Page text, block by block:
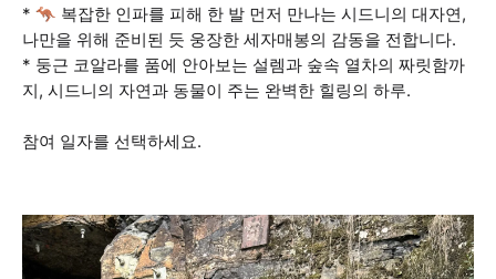
* 🦘 복잡한 인파를 피해 한 발 먼저 만나는 시드니의 대자연,
나만을 위해 준비된 듯 웅장한 세자매봉의 감동을 전합니다.
* 둥근 코알라를 품에 안아보는 설렘과 숲속 열차의 짜릿함까
지, 시드니의 자연과 동물이 주는 완벽한 힐링의 하루.
참여 일자를 선택하세요.